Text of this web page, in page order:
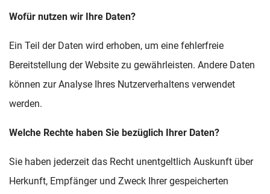
Wofür nutzen wir Ihre Daten?
Ein Teil der Daten wird erhoben, um eine fehlerfreie
Bereitstellung der Website zu gewährleisten. Andere Daten
können zur Analyse Ihres Nutzerverhaltens verwendet
werden.
Welche Rechte haben Sie bezüglich Ihrer Daten?
Sie haben jederzeit das Recht unentgeltlich Auskunft über
Herkunft, Empfänger und Zweck Ihrer gespeicherten